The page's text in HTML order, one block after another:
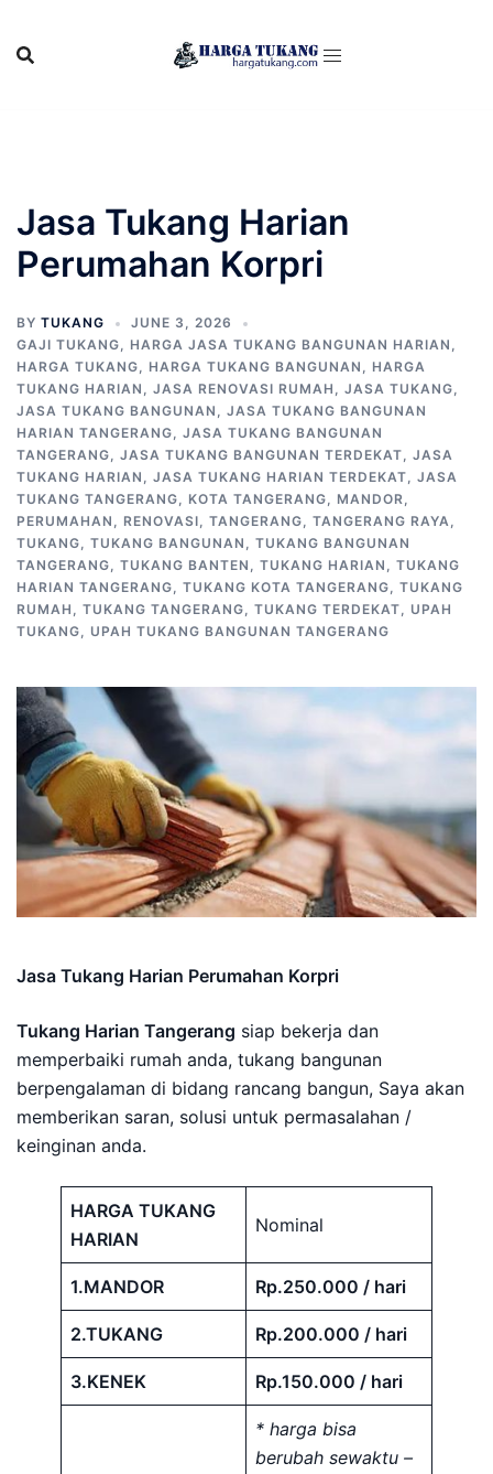
content
Jasa Tukang Harian
Perumahan Korpri
BY TUKANG
JUNE 3, 2026
GAJI TUKANG, HARGA JASA TUKANG BANGUNAN HARIAN ,
HARGA TUKANG, HARGA TUKANG BANGUNAN , HARGA
TUKANG HARIAN , JASA RENOVASI RUMAH , JASA TUKANG,
JASA TUKANG BANGUNAN , JASA TUKANG BANGUNAN
HARIAN TANGERANG, JASA TUKANG BANGUNAN
TANGERANG, JASA TUKANG BANGUNAN TERDEKAT, JASA
TUKANG HARIAN , JASA TUKANG HARIAN TERDEKAT, JASA
TUKANG TANGERANG, KOTA TANGERANG, MANDOR,
PERUMAHAN , RENOVASI, TANGERANG, TANGERANG RAYA,
TUKANG, TUKANG BANGUNAN , TUKANG BANGUNAN
TANGERANG, TUKANG BANTEN , TUKANG HARIAN , TUKANG
HARIAN TANGERANG, TUKANG KOTA TANGERANG, TUKANG
RUMAH , TUKANG TANGERANG, TUKANG TERDEKAT, UPAH
TUKANG, UPAH TUKANG BANGUNAN TANGERANG
Jasa Tukang Harian Perumahan Korpri
Tukang Harian Tangerang siap bekerja dan
memperbaiki rumah anda, tukang bangunan
berpengalaman di bidang rancang bangun, Saya akan
memberikan saran, solusi untuk permasalahan /
keinginan anda.
HARGA TUKANG
HARIAN
Nominal
1.MANDOR Rp.250.000 / hari
2.TUKANG Rp.200.000 / hari
3.KENEK Rp.150.000 / hari
* harga bisa
berubah sewaktu –